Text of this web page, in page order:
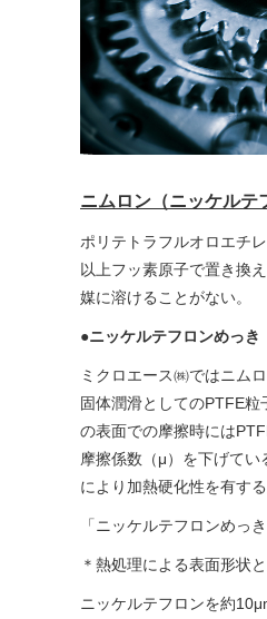
ニムロン（ニッケルテ
ポリテトラフルオロエチ
以上フッ素原子で置き換
媒に溶けることがない。
●ニッケルテフロンめっき
ミクロエース㈱ではニム
固体潤滑としてのPTFE
の表面での摩擦時には
摩擦係数（μ）を下げて
により加熱硬化性を有する
「ニッケルテフロンめっ
＊熱処理による表面形状
ニッケルテフロンを約